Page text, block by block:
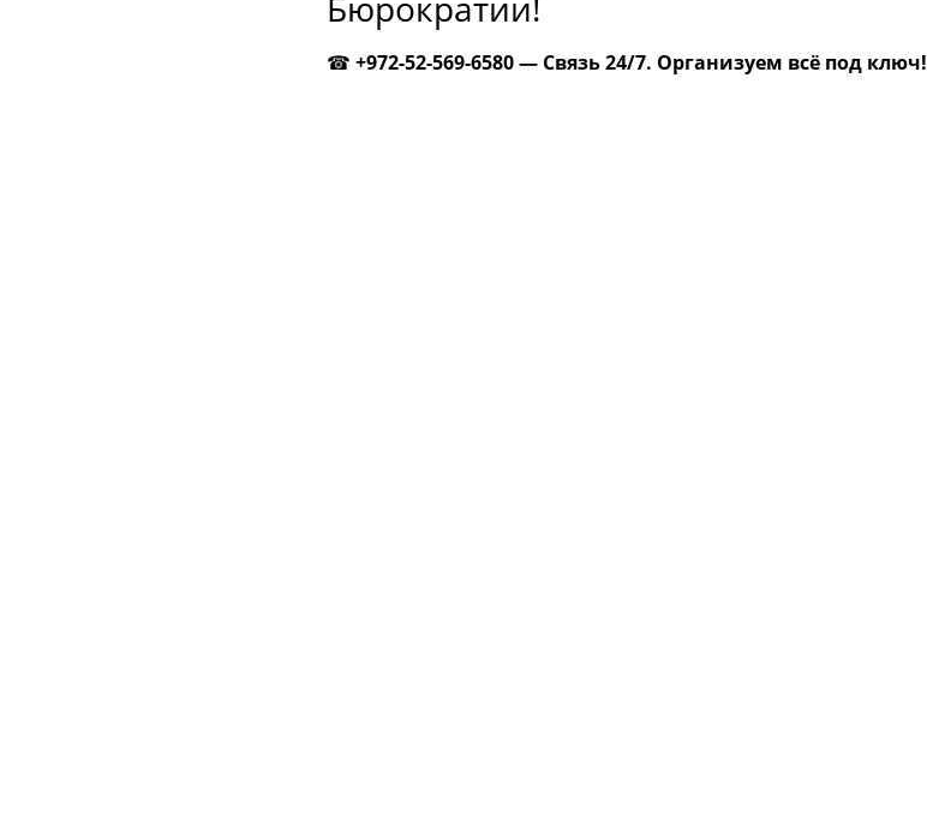
☎ +972-52-569-6580 — Связь 24/7. Организуем всё под ключ!